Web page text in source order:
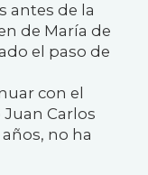
antes de la
de María de
el paso de
con el
Carlos
no ha